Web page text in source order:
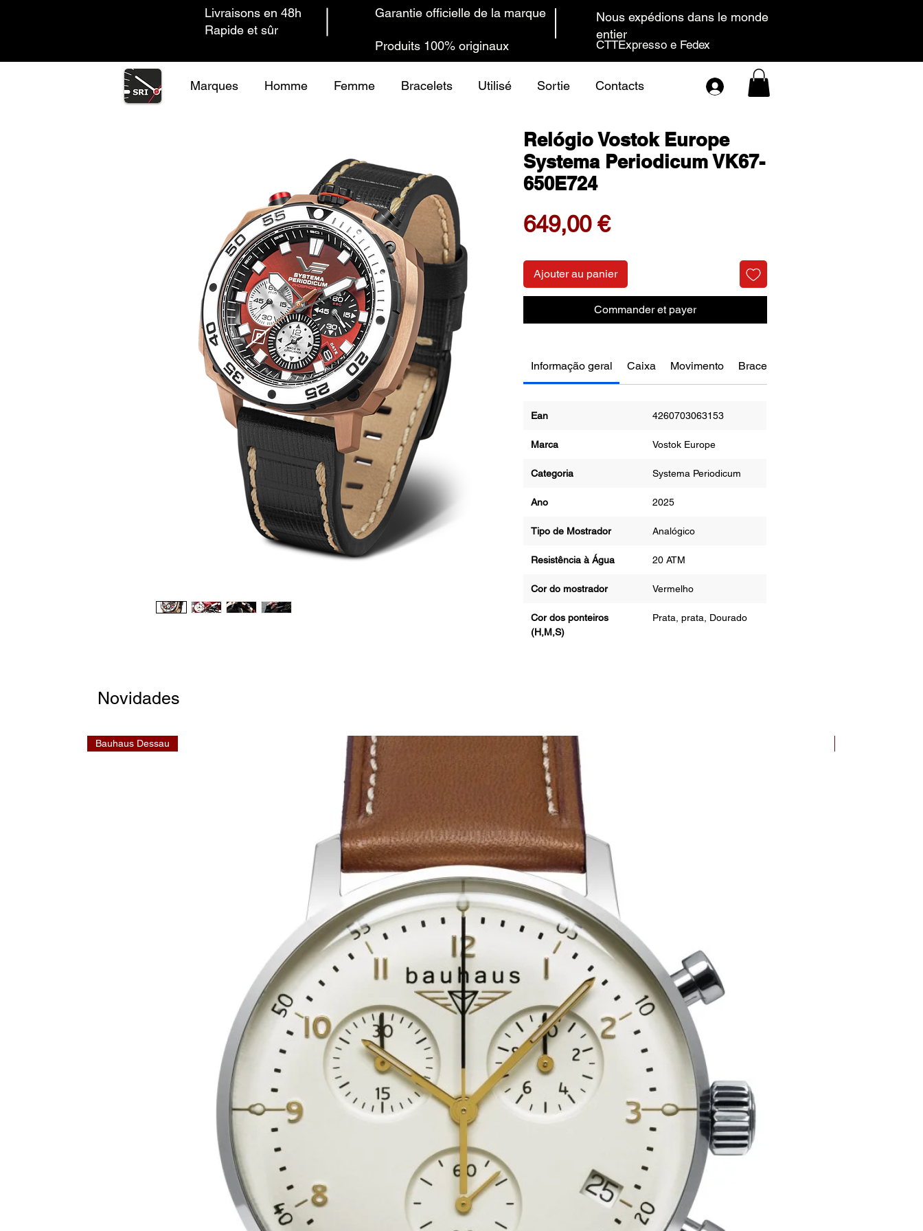
Livraisons en 48h
Rapide et sûr
Produits 100% originaux
Garantie officielle de la marque
Nous expédions dans le monde
entier
CTTExpresso e Fedex
Marques Homme Femme Bracelets Utilisé Sortie Contacts
Relógio Vostok Europe
Systema Periodicum VK67-
650E724
649,00 €Prix
Ajouter au panier
Commander et payer
Informação geral Caixa Movimento Bracelete
Ean 4260703063153
Marca Vostok Europe
Categoria Systema Periodicum
Ano 2025
Tipo de Mostrador Analógico
Resistência à Água 20 ATM
Cor do mostrador Vermelho
Cor dos ponteiros
(H,M,S)
Prata, prata, Dourado
Novidades
Bauhaus Dessau